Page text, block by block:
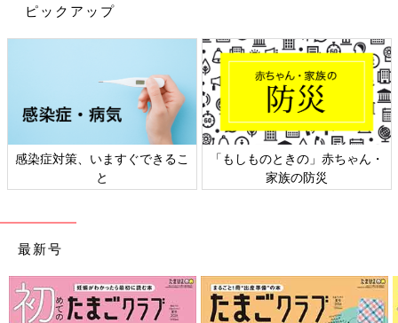
ピックアップ
きるこ
「もしものときの」赤ちゃん・
日本外来小児科学会リ
ト検討会
最新号